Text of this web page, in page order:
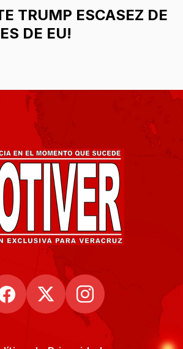
TRUMP ESCASEZ DE
DE EU!